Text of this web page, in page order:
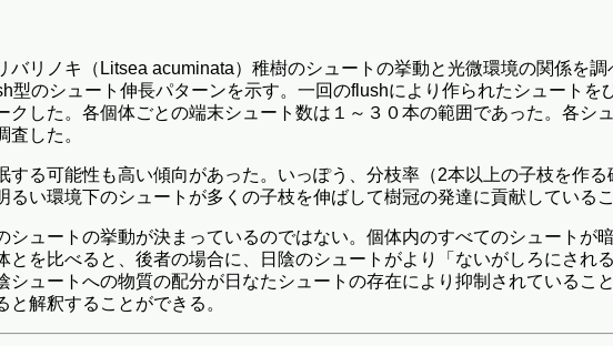
リノキ（Litsea acuminata）稚樹のシュートの挙動と光微環境の関係を
型のシュート伸長パターンを示す。一回のflushにより作られたシュート
した。各個体ごとの端末シュート数は１～３０本の範囲であった。各シ
した。
る可能性も高い傾向があった。いっぽう、分枝率（2本以上の子枝を作
い環境下のシュートが多くの子枝を伸ばして樹冠の発達に貢献している
ュートの挙動が決まっているのではない。個体内のすべてのシュートが
を比べると、後者の場合に、日陰のシュートがより「ないがしろにされ
シュートへの物質の配分が日なたシュートの存在により抑制されているこ
解釈することができる。